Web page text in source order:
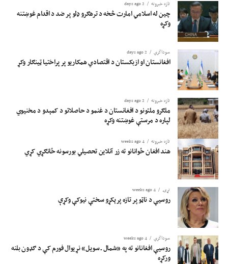
تازه خبرونه 2 days ago
چین له اسلامي امارت څخه د ترهګرو ډلو پر ضد د اقدام غوښتنه
وکړه
سوداگري 2 days ago
افغانستان او ازبکستان د اقتصادي همکاریو پر پراختیا ټینګار وکړ
تازه خبرونه 2 days ago
ملګرو ملتونو د افغانستان د غنمو د حاصلاتو د کمېدو د مخنیوي
لپاره د مرستې غوښتنه وکړه
تازه خبرونه 4 weeks ago
هند افغان ځوانانو ته زر آنلاین تحصیلي بورسونه ځانګړي کړي
نړۍ 4 weeks ago
روسیې د ناټو پر تازه پرېکړو سختې نیوکې وکړې
سوداگري 4 weeks ago
روسیې افغانانو ته په «شمال ـ سویل» نړیوال فورم کې د ګډون بلنه
ورکړه